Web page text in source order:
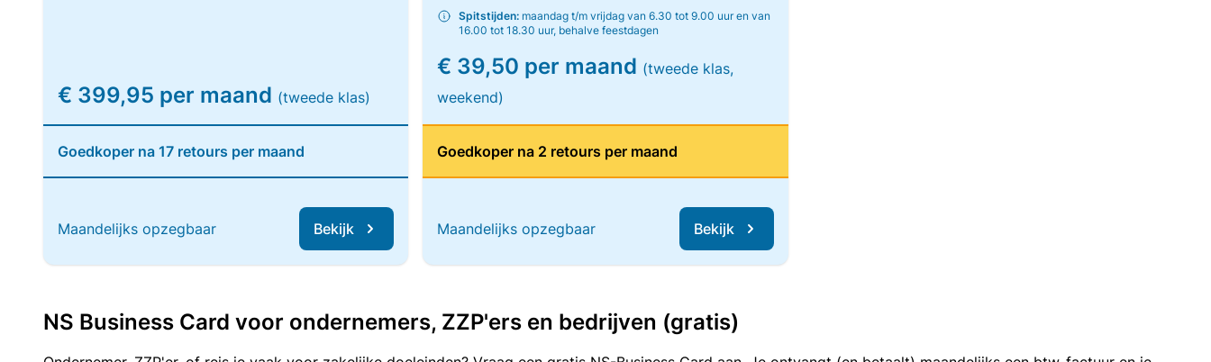
€ 399,95 per maand (tweede klas)
Goedkoper na 17 retours per maand
Maandelijks opzegbaar Bekijk
Spitstijden: maandag t/m vrijdag van 6.30 tot 9.00 uur en van
16.00 tot 18.30 uur, behalve feestdagen
€ 39,50 per maand (tweede klas,
weekend)
Goedkoper na 2 retours per maand
Maandelijks opzegbaar Bekijk
NS Business Card voor ondernemers, ZZP'ers en bedrijven (gratis)